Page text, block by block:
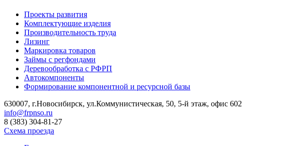
Проекты развития
Комплектующие изделия
Производительность труда
Лизинг
Маркировка товаров
Займы с регфондами
Деревообработка с РФРП
Автокомпоненты
Формирование компонентной и ресурсной базы
630007, г.Новосибирск, ул.Коммунистическая, 50, 5-й этаж, офис 602
info@frpnso.ru
8 (383) 304-81-27
Схема проезда